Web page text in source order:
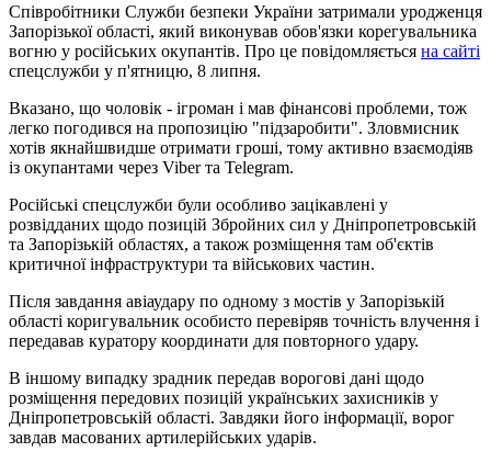
Співробітники Служби безпеки України затримали уродженця
Запорізької області, який виконував обов'язки корегувальника
вогню у російських окупантів. Про це повідомляється на сайті
спецслужби у п'ятницю, 8 липня.
Вказано, що чоловік - ігроман і мав фінансові проблеми, тож
легко погодився на пропозицію "підзаробити". Зловмисник
хотів якнайшвидше отримати гроші, тому активно взаємодіяв
із окупантами через Viber та Telegram.
Російські спецслужби були особливо зацікавлені у
розвідданих щодо позицій Збройних сил у Дніпропетровській
та Запорізькій областях, а також розміщення там об'єктів
критичної інфраструктури та військових частин.
Після завдання авіаудару по одному з мостів у Запорізькій
області коригувальник особисто перевіряв точність влучення і
передавав куратору координати для повторного удару.
В іншому випадку зрадник передав ворогові дані щодо
розміщення передових позицій українських захисників у
Дніпропетровській області. Завдяки його інформації, ворог
завдав масованих артилерійських ударів.